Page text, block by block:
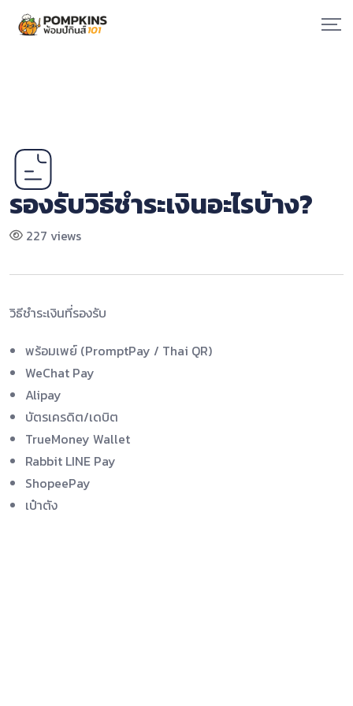
Skip
รองรับวิธีชำระเงินอะไรบ้าง?
227 views
วิธีชำระเงินที่รองรับ
พร้อมเพย์ (PromptPay / Thai QR)
WeChat Pay
Alipay
บัตรเครดิต/เดบิต
TrueMoney Wallet
Rabbit LINE Pay
ShopeePay
เป๋าตัง